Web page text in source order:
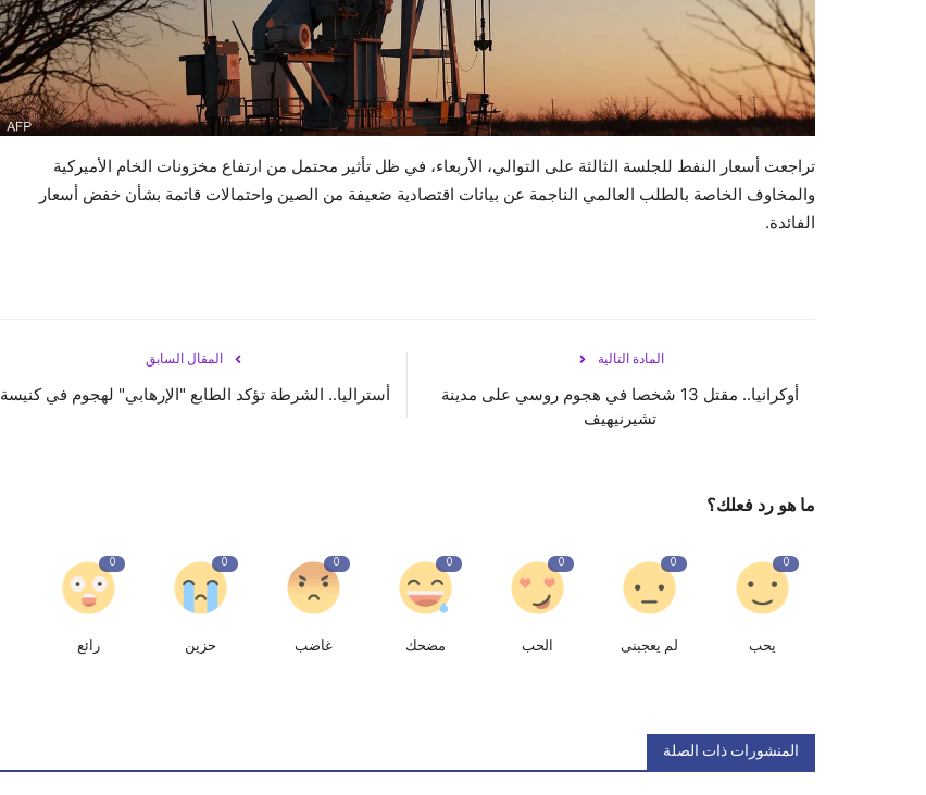
تراجعت أسعار النفط للجلسة الثالثة على التوالي، الأربعاء، في ظل تأثير محتمل من ارتفاع مخزونات الخام الأميركية
والمخاوف الخاصة بالطلب العالمي الناجمة عن بيانات اقتصادية ضعيفة من الصين واحتمالات قاتمة بشأن خفض أسعار
الفائدة.
المقال السابق
أستراليا.. الشرطة تؤكد الطابع "الإرهابي" لهجوم في كنيسة
المادة التالية
أوكرانيا.. مقتل 13 شخصا في هجوم روسي على مدينة
تشيرنيهيف
ما هو رد فعلك؟
0
يحب
0
لم يعجبنى
0
الحب
0
مضحك
0
غاضب
0
حزين
0
رائع
المنشورات ذات الصلة